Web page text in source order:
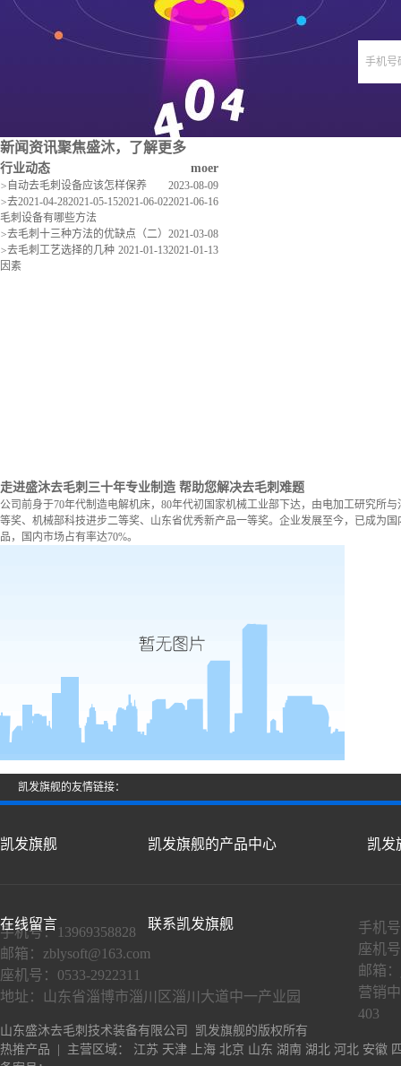
手机号
新闻资讯聚焦盛沐，了解更多
moer
行业动态
2023-08-09
> 自动去毛刺设备应该怎样保养
2021-06-16
2021-06-02
2021-05-15
2021-04-28
>去
毛刺设备有哪些方法
2021-03-08
>去毛刺十三种方法的优缺点（二）
2021-01-13
2021-01-13
>去毛刺工艺选择的几种
因素
走进盛沐去毛刺 三十年专业制造 帮助您解决去毛刺难题
公司前身于70年代制造电解机床，80年代初国家机械工业部下达，由电加工研究所
等奖、机械部科技进步二等奖、山东省优秀新产品一等奖。企业发展至今，已成为
品，国内市场占有率达70%。
凯发旗舰的友情链接：
凯发旗舰 凯发旗舰的产品中心 凯发
在线留言 联系凯发旗舰
手机号：13969358828
邮箱： zblysoft@163.com
座机号：0533-2922311
地址：山东省淄博市淄川区淄川大道中一产业园
手机
座机
邮箱：
营销
403
山东盛沐去毛刺技术装备有限公司 凯发旗舰的版权所有
热推产品 | 主营区域： 江苏 天津 上海 北京 山东 湖南 湖北 河北 安徽